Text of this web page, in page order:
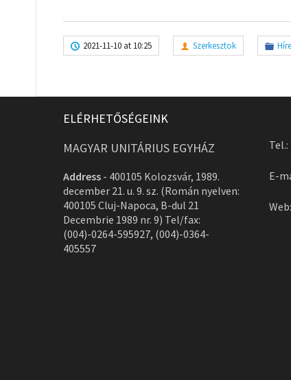
2021-11-10 at 10:25 Szerkesztok
ELÉRHETŐSÉGEINK
MAGYAR UNITÁRIUS EGYHÁZ
Address - 400105 Kolozsvár, 1989.
december 21. u. 9. sz. (Román nyelven:
400105 Cluj-Napoca, B-dul 21
Decembrie 1989 nr. 9) Tel/fax:
(004)-0264-595927, (004)-0364-
405557
E-
Web: